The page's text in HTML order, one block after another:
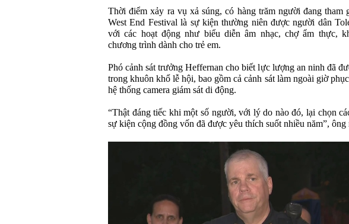
Thời điểm xảy ra vụ xả súng, có hàng trăm người đang tham
West End Festival là sự kiện thường niên được người dân
với các hoạt động như biểu diễn âm nhạc, chợ ẩm thực,
chương trình dành cho trẻ em.
Phó cảnh sát trưởng Heffernan cho biết lực lượng an ninh đã
trong khuôn khổ lễ hội, bao gồm cả cảnh sát làm ngoài giờ
hệ thống camera giám sát di động.
“Thật đáng tiếc khi một số người, với lý do nào đó, lại chọn
sự kiện cộng đồng vốn đã được yêu thích suốt nhiều năm”, ông